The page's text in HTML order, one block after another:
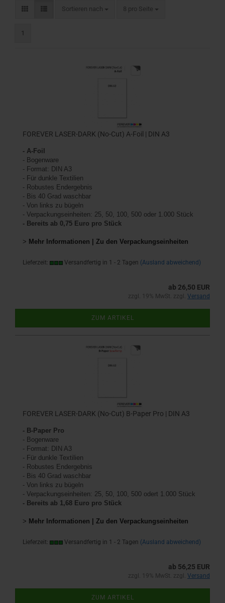
Sortieren nach
Sortieren nach 8 pro Seite
pro Seite
1
FOREVER LASER-DARK (No-Cut) A-Foil | DIN A3
- A-Foil
- Bogenware
- Format: DIN A3
- Für dunkle Textilien
- Robustes Endergebnis
- Bis 40 Grad waschbar
- Von links zu bügeln
- Verpackungseinheiten: 25, 50, 100, 500 oder 1.000 Stück
- Bereits ab 0,75 Euro pro Stück
> Mehr Informationen | Zu den Verpackungseinheiten
Lieferzeit: Versandfertig in 1 - 2 Tagen (Ausland abweichend)
ab 26,50 EUR
zzgl. 19% MwSt. zzgl. Versand
ZUM ARTIKEL
FOREVER LASER-DARK (No-Cut) B-Paper Pro | DIN A3
- B-Paper Pro
- Bogenware
- Format: DIN A3
- Für dunkle Textilien
- Robustes Endergebnis
- Bis 40 Grad waschbar
- Von links zu bügeln
- Verpackungseinheiten: 25, 50, 100, 500 odert 1.000 Stück
- Bereits ab 1,68 Euro pro Stück
> Mehr Informationen | Zu den Verpackungseinheiten
Lieferzeit: Versandfertig in 1 - 2 Tagen (Ausland abweichend)
ab 56,25 EUR
zzgl. 19% MwSt. zzgl. Versand
ZUM ARTIKEL